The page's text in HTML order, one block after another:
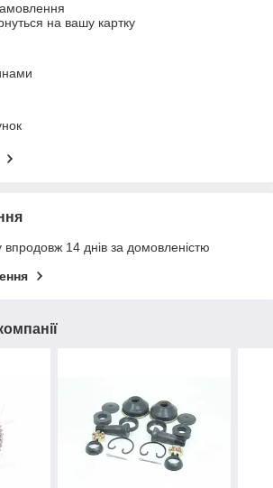
на вашу картку
14 днів за домовленістю